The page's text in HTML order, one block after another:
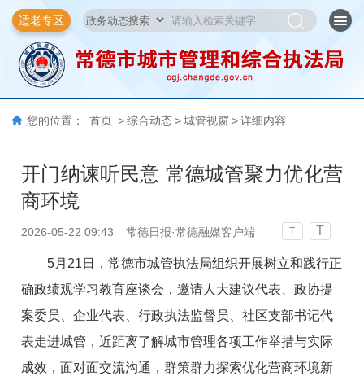
适老专区
您的位置： 首页 > 综合动态 > 城管视窗 > 详细内容
开门纳谏听民意 常德城管聚力优化营
商环境
2026-05-22 09:43 常德日报·常德融媒客户端 T T
5月21日，常德市城管执法局组织开展树立和践行正
确政绩观学习教育座谈会，邀请人大建议代表、政协提
案委员、企业代表、行政执法监督员、社区支部书记代
表走进城管，近距离了解城市管理各项工作举措与实际
成效，面对面交流沟通，群策群力探索优化营商环境新